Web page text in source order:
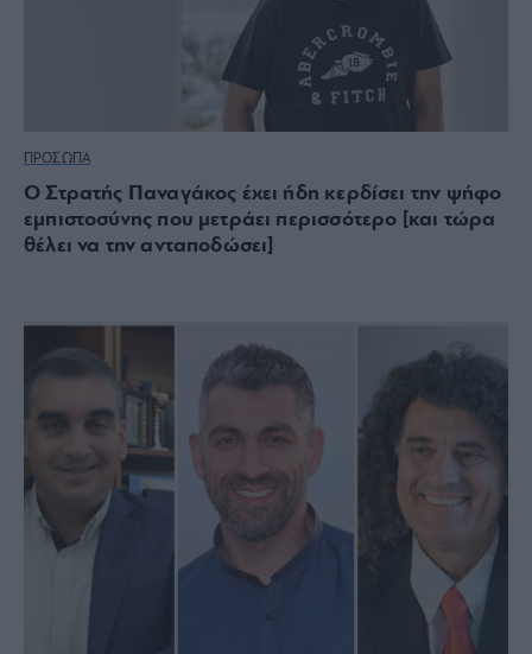
ΠΡΟΣΩΠΑ
Ο Στρατής Παναγάκος έχει ήδη κερδίσει την ψήφο
εμπιστοσύνης που μετράει περισσότερο [και τώρα
θέλει να την ανταποδώσει]